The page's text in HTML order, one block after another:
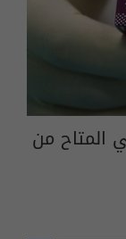
المتاح من